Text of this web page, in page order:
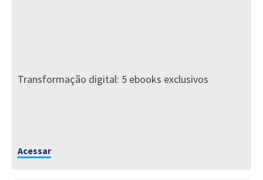
Transformação digital: 5 ebooks exclusivos
Acessar